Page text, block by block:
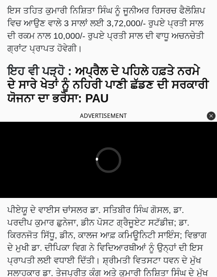
ਇਸ ਤਹਿਤ ਕੁਮਾਰੀ ਨਿਸ਼ਿਤਾ ਸਿੰਘ ਨੂੰ ਜੂਨੀਅਰ ਰਿਸਰਚ ਫੈਲੋਸ਼ਿਪ
ਵਿਚ ਆਉਣ ਵਾਲੇ 3 ਸਾਲਾਂ ਲਈ 3,72,000/- ਰੁਪਏ ਪ੍ਰਤੀ ਸਾਲ
ਦੀ ਰਕਮ ਨਾਲ 10,000/- ਰੁਪਏ ਪ੍ਰਤੀ ਸਾਲ ਦੀ ਵਾਧੂ ਅਚਨਚੇਤੀ
ਗ੍ਰਾਂਟ ਪ੍ਰਾਪਤ ਹੋਵੇਗੀ।
ਇਹ ਵੀ ਪੜ੍ਹੋ : ਅਪ੍ਰੈਲ ਦੇ ਪਹਿਲੇ ਹਫ਼ਤੇ ਨਰਮੇ
ਦੇ ਸਾਰੇ ਖੇਤਾਂ ਨੂੰ ਨਹਿਰੀ ਪਾਣੀ ਛੱਡਣ ਦੀ ਸਰਕਾਰੀ
ਯੋਜਨਾ ਦਾ ਭਰੋਸਾ: PAU
ADVERTISEMENT
ਪੀਏਯੂ ਦੇ ਵਾਈਸ ਚਾਂਸਲਰ ਡਾ. ਸਤਿਬੀਰ ਸਿੰਘ ਗੋਸਲ, ਡਾ.
ਪਰਦੀਪ ਕੁਮਾਰ ਛੁਨੇਜਾ, ਡੀਨ ਪੋਸਟ ਗ੍ਰੈਜੂਏਟ ਸਟੱਡੀਜ਼; ਡਾ.
ਕਿਰਨਜੋਤ ਸਿੱਧੂ, ਡੀਨ, ਕਾਲਜ ਆਫ਼ ਕਮਿਊਨਿਟੀ ਸਾਇੰਸ; ਵਿਭਾਗ
ਦੇ ਮੁਖੀ ਡਾ. ਦੀਪਿਕਾ ਵਿਗ ਨੇ ਵਿਦਿਆਰਥੀਆਂ ਨੂੰ ਉਨ੍ਹਾਂ ਦੀ ਇਸ
ਪ੍ਰਾਪਤੀ ਲਈ ਵਧਾਈ ਦਿੱਤੀ। ਸ਼੍ਰੀਮਤੀ ਵਿਤਸਟਾ ਧਵਨ ਦੇ ਮੁੱਖ
ਸਲਾਹਕਾਰ ਡਾ. ਤੇਜਪ੍ਰੀਤ ਕੰਗ ਅਤੇ ਕੁਮਾਰੀ ਨਿਸ਼ਿਤਾ ਸਿੰਘ ਦੇ ਮੁੱਖ